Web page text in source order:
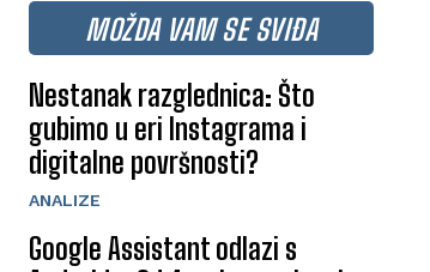
MOŽDA VAM SE SVIĐA
Nestanak razglednica: Što
gubimo u eri Instagrama i
digitalne površnosti?
ANALIZE
Google Assistant odlazi s